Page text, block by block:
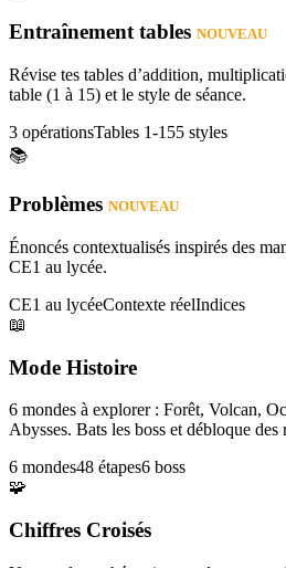
Entraînement tables NOUVEAU
Révise tes tables d’addition,
table (1 à 15) et le style de séance.
3 opérationsTables 1-155 styles
📚
Problèmes NOUVEAU
Énoncés contextualisés inspirés des
CE1 au lycée.
CE1 au lycéeContexte réelIndices
📖
Mode Histoire
6 mondes à explorer : Forêt, Volcan,
Abysses. Bats les boss et débloque des
6 mondes48 étapes6 boss
🧩
Chiffres Croisés